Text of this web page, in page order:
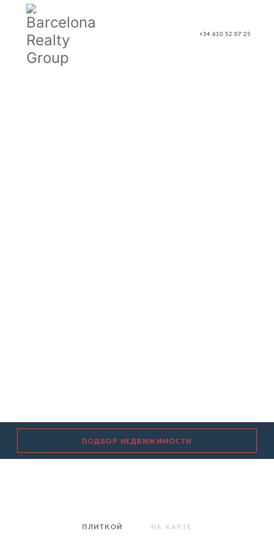
+34 610 52 07 25
ПОДБОР НЕДВИЖИМОСТИ
ПЛИТКОЙ НА КАРТЕ